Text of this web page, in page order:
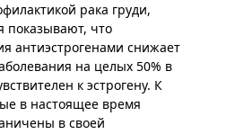
рака груди,
показывают, что
антиэстрогенами снижает
на целых 50% в
к эстрогену. К
в настоящее время
в своей